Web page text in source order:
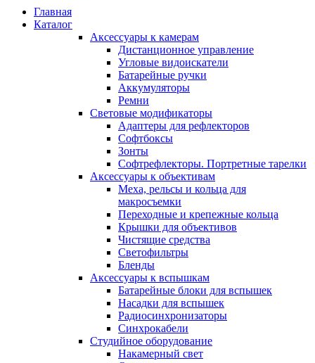
Главная
Каталог
Аксессуары к камерам
Дистанционное управление
Угловые видоискатели
Батарейные ручки
Аккумуляторы
Ремни
Световые модификаторы
Адаптеры для рефлекторов
Софтбоксы
Зонты
Софтрефлекторы. Портретные тарелки
Аксессуары к объективам
Меха, рельсы и кольца для
макросъемки
Переходные и крепежные кольца
Крышки для объективов
Чистящие средства
Светофильтры
Бленды
Аксессуары к вспышкам
Батарейные блоки для вспышек
Насадки для вспышек
Радиосинхронизаторы
Синхрокабели
Студийное оборудование
Накамерный свет